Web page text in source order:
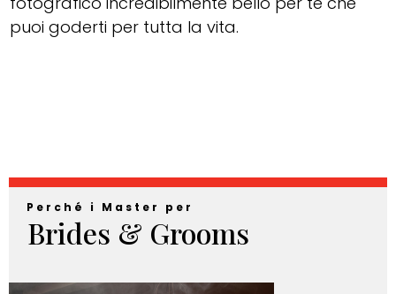
puoi goderti per tutta la vita.
Perché i Master per
Brides & Grooms